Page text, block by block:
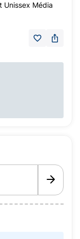
Unissex Média